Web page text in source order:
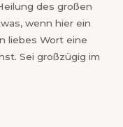
des großen
wenn hier ein
liebes Wort eine
Sei großzügig im